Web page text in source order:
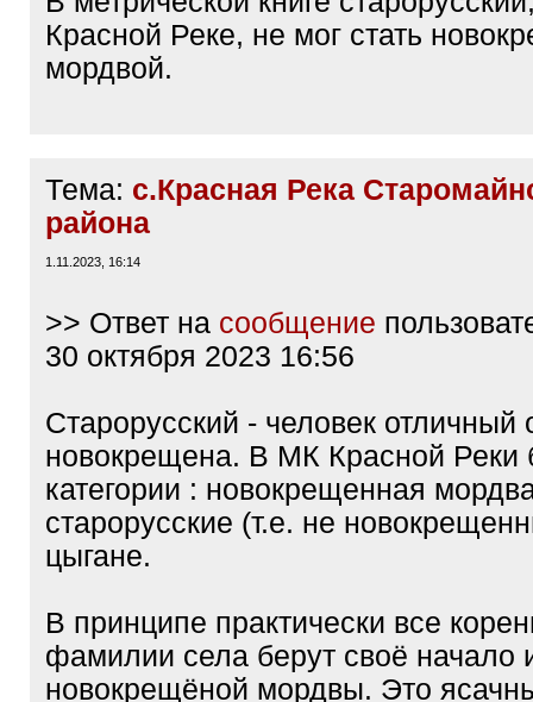
Красной Реке, не мог стать
мордвой.
Тема: с.Красная Река
района
1.11.2023, 16:14
>> Ответ на сообщение
30 октября 2023 16:56
Старорусский - человек отличный
новокрещена. В МК Красной Реки
категории : новокрещенная
старорусские (т.е. не
цыгане.
В принципе практически все
фамилии села берут своё начало
новокрещёной мордвы. Это